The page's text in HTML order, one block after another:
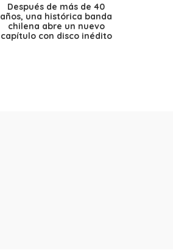
Después de más de 40
años, una histórica banda
chilena abre un nuevo
capítulo con disco inédito